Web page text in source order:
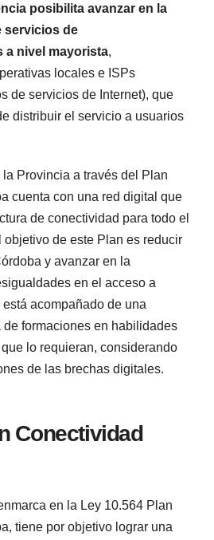
posibilita avanzar en la
servicios de
a nivel mayorista,
locales e ISPs
de servicios de Internet), que
distribuir el servicio a usuarios
Provincia a través del Plan
cuenta con una red digital que
de conectividad para todo el
objetivo de este Plan es reducir
y avanzar en la
en el acceso a
está acompañado de una
de formaciones en habilidades
lo requieran, considerando
de las brechas digitales.
Conectividad
en la Ley 10.564 Plan
tiene por objetivo lograr una